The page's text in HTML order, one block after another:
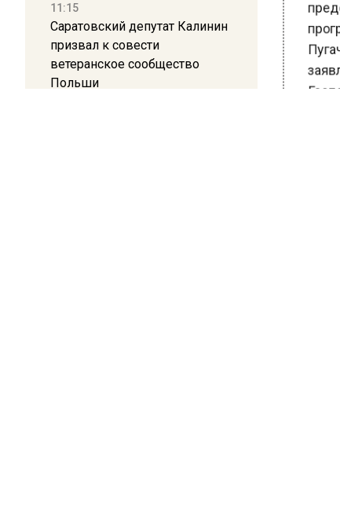
11:15
Саратовский депутат Калинин
призвал к совести
ветеранское сообщество
Польши